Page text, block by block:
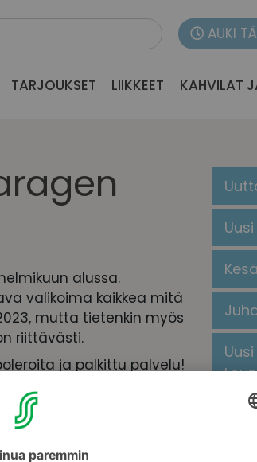
AUKI
TARJOUKSET LIIKKEET KAHVILAT
alussa.
valikoima kaikkea mitä
mutta tietenkin myös
riittävästi.
ja palkittu palvelu!